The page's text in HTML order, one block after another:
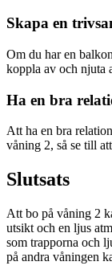
Skapa en
Om du har en
koppla av och njuta
Ha en bra
Att ha en bra
våning 2, så se till
Slutsats
Att bo på våning 2
utsikt och en ljus
som trapporna och
på andra våningen